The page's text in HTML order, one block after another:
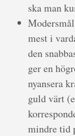
ska man
mest i
den
ger en
nyansera
guld värt
mindre tid